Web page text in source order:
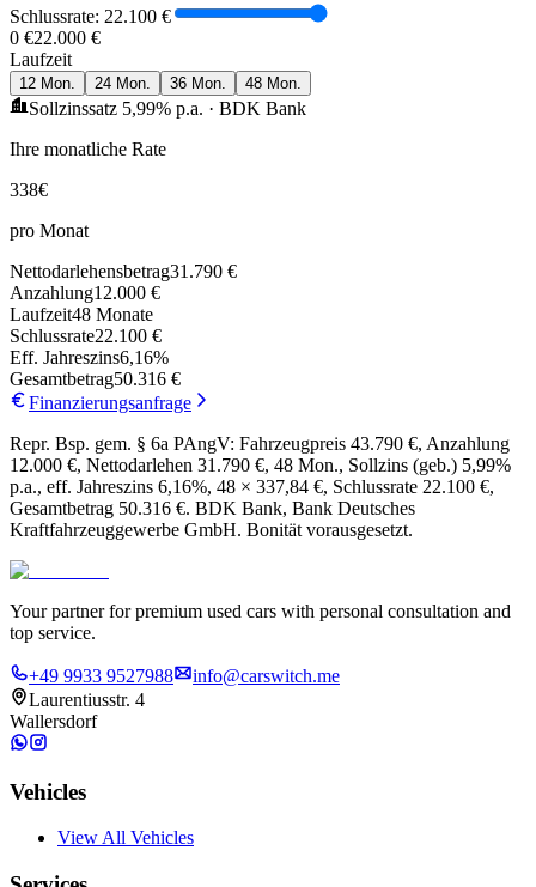
Schlussrate: 22.100 €
0 €22.000 €
Laufzeit
12 Mon. 24 Mon. 36 Mon. 48 Mon.
Sollzinssatz 5,99% p.a. · BDK Bank
Ihre monatliche Rate
338€
pro Monat
Nettodarlehensbetrag31.790 €
Anzahlung12.000 €
Laufzeit48 Monate
Schlussrate22.100 €
Eff. Jahreszins6,16%
Gesamtbetrag50.316 €
Finanzierungsanfrage
Repr. Bsp. gem. § 6a PAngV: Fahrzeugpreis 43.790 €, Anzahlung
12.000 €, Nettodarlehen 31.790 €, 48 Mon., Sollzins (geb.) 5,99%
p.a., eff. Jahreszins 6,16%, 48 × 337,84 €, Schlussrate 22.100 €,
Gesamtbetrag 50.316 €. BDK Bank, Bank Deutsches
Kraftfahrzeuggewerbe GmbH. Bonität vorausgesetzt.
Your partner for premium used cars with personal consultation and
top service.
+49 9933 9527988
info@carswitch.me
Laurentiusstr. 4
Wallersdorf
Vehicles
View All Vehicles